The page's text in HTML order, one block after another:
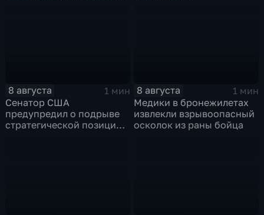
8 августа
1 мин
Сенатор США
предупредил о подрыве
стратегической позиции
8 августа
1 мин
Медики в бронежилетах
извлекли взрывоопасный
осколок из раны бойца